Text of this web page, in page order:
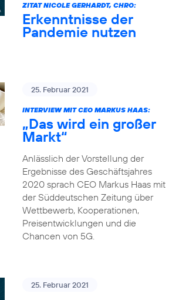
ZITAT NICOLE GERHARDT, CHRO:
Erkenntnisse der
Pandemie nutzen
25. Februar 2021
INTERVIEW MIT CEO MARKUS HAAS:
„Das wird ein großer
Markt“
Anlässlich der Vorstellung der
Ergebnisse des Geschäftsjahres
2020 sprach CEO Markus Haas mit
der Süddeutschen Zeitung über
Wettbewerb, Kooperationen,
Preisentwicklungen und die
Chancen von 5G.
25. Februar 2021